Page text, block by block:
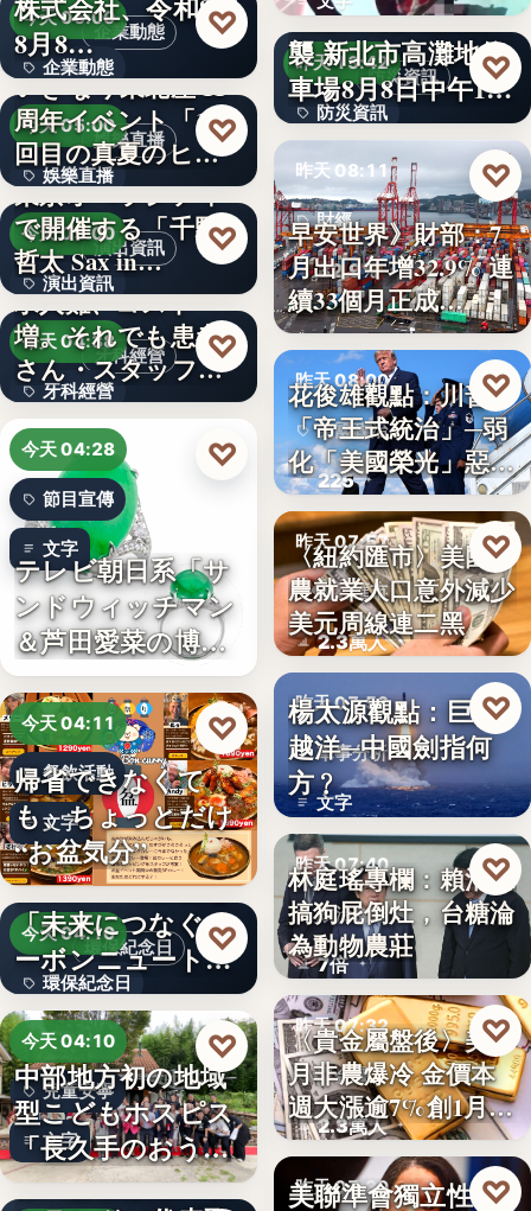
300人
企業動態
今天 05:00
企業動態
文字
8月8…
♡
娛樂直播
今天 05:00
娛樂直播
11
いぎなり東北産 11
周年イベント「11
回目の真夏のヒロ
イ…
♡
演出資訊
今天 05:00
演出資訊
3
東京オペラシティ
で開催する「千野
哲太 Sax in…
♡
牙科經營
今天 04:38
牙科經營
3,700万円
求人難、コスト
増。それでも患者
さん・スタッフ・
院長を豊か…
♡
今天 04:28
節目宣傳
文字
テレビ朝日系「サ
ンドウィッチマン
＆芦田愛菜の博士
ちゃん」…
♡
今天 04:11
餐飲活動
文字
帰省できなくて
も、ちょっとだけ
“お盆気分”
♡
環保紀念日
今天 04:10
環保紀念日
文字
日本JC、9月3日を
「未来につなぐカ
ーボンニュートラ
ルの…
♡
今天 04:10
兒童安寧
文字
中部地方初の地域
型こどもホスピス
「長久手のおう
ち」が愛知…
♡
株式会社青山メイ
防災資訊
昨天 13:42
防災資訊
文字
因應白海豚颱風來
襲 新北市高灘地停
車場8月8日中午12
時…
♡
昨天 08:11
財經
32.9%
早安世界》財部：7
月出口年增32.9% 連
續33個月正成…
♡
昨天 08:00
美國政治
225
花俊雄觀點：川普
「帝王式統治」─弱
化「美國榮光」惡化
「民…
♡
昨天 07:57
財經匯市
2.3萬人
〈紐約匯市〉美國非
農就業人口意外減少
美元周線連二黑
♡
昨天 07:50
軍事分析
文字
楊太源觀點：巨浪
越洋─中國劍指何
方﹖
♡
昨天 07:40
政治食安
7倍
林庭瑤專欄：賴清德
搞狗屁倒灶，台糖淪
為動物農莊
♡
昨天 07:32
貴金屬
2.3萬人
〈貴金屬盤後〉美7
月非農爆冷 金價本
週大漲逾7%創1月
來…
♡
昨天 07:30
美聯準會獨立性再
♡